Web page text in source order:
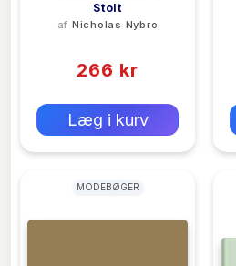
Stolt
af Nicholas Nybro
266 kr
Læg i kurv
MODEBØGER